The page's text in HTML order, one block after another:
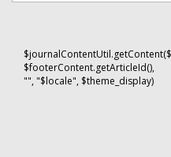
$footerContent.getArticleId(),
"", "$locale", $theme_display)